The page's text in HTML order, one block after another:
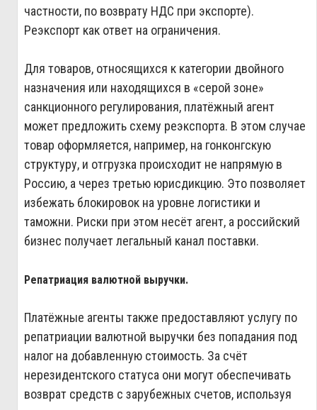
частности, по возврату НДС при экспорте).
Реэкспорт как ответ на ограничения.
Для товаров, относящихся к категории двойного
назначения или находящихся в «серой зоне»
санкционного регулирования, платёжный агент
может предложить схему реэкспорта. В этом случае
товар оформляется, например, на гонконгскую
структуру, и отгрузка происходит не напрямую в
Россию, а через третью юрисдикцию. Это позволяет
избежать блокировок на уровне логистики и
таможни. Риски при этом несёт агент, а российский
бизнес получает легальный канал поставки.
Репатриация валютной выручки.
Платёжные агенты также предоставляют услугу по
репатриации валютной выручки без попадания под
налог на добавленную стоимость. За счёт
нерезидентского статуса они могут обеспечивать
возврат средств с зарубежных счетов, используя